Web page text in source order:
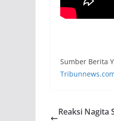
Sumber Berita
Reaksi Nagita